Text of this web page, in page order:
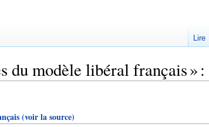
du modèle libéral français »
(voir la source)
Lire